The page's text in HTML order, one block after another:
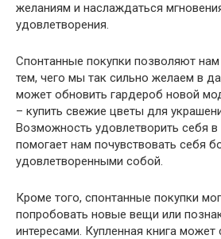
желаниям и наслаждаться
удовлетворения.
Спонтанные покупки позволяют
тем, чего мы так сильно желаем в
может обновить гардероб новой
– купить свежие цветы для
Возможность удовлетворить себя
помогает нам почувствовать себя
удовлетворенными собой.
Кроме того, спонтанные покупки
попробовать новые вещи или
интересами. Купленная книга может